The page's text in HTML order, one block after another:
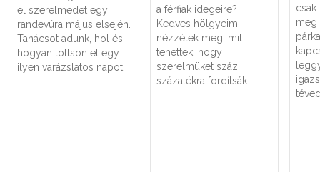
el szerelmedet egy
randevúra május elsején.
Tanácsot adunk, hol és
hogyan töltsön el egy
ilyen varázslatos napot.
a férfiak idegeire?
Kedves hölgyeim,
nézzétek meg, mit
tehettek, hogy
szerelmüket száz
százalékra fordítsák.
csak
meg